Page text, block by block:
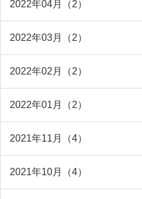
2022年04月（2）
2022年03月（2）
2022年02月（2）
2022年01月（2）
2021年11月（4）
2021年10月（4）